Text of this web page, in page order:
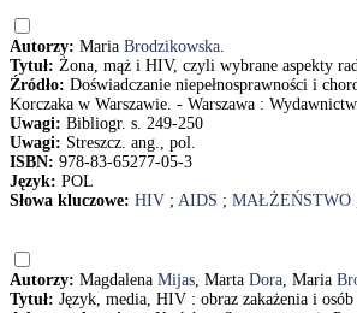
Autorzy: Maria Brodzikowska.
Tytuł: Żona, mąż i HIV, czyli wybrane aspekty
Źródło: Doświadczanie niepełnosprawności i
Korczaka w Warszawie. - Warszawa :
Uwagi: Bibliogr. s. 249-250
Uwagi: Streszcz. ang., pol.
ISBN: 978-83-65277-05-3
Język: POL
Słowa kluczowe: HIV ; AIDS ; MAŁŻEŃSTWO
Autorzy: Magdalena Mijas, Marta Dora, Maria
Tytuł: Język, media, HIV : obraz zakażenia i